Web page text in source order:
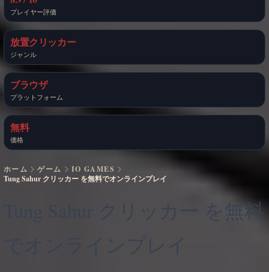
プレイヤー評価
放置クリッカー
ジャンル
ブラウザ
プラットフォーム
無料
価格
ホーム ゲーム
IO GAMES
Tung Sahur クリッカー を無料でオンラインプレイ
Tung Sahur クリッカー を無料
でオンラインプレイ